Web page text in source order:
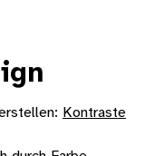
Kontraste